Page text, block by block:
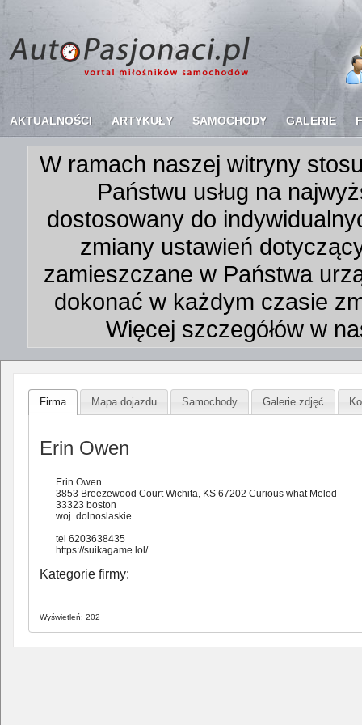
AKTUALNOŚCI ARTYKUŁY SAMOCHODY GALERIE
W ramach naszej witryny
Państwu usług na
dostosowany do
zmiany ustawień
zamieszczane w Państwa
dokonać w każdym czasie
Więcej szczegółów w
Firma Mapa dojazdu Samochody Galerie zdjęć
Erin Owen
Erin Owen
3853 Breezewood Court Wichita, KS 67202 Curious what Melod
33323 boston
woj. dolnoslaskie
tel 6203638435
https://suikagame.lol/
Kategorie firmy:
Wyświetleń: 202